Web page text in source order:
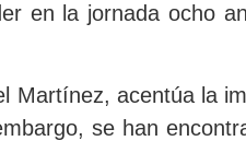
en la jornada ocho
Martínez, acentúa la
se han